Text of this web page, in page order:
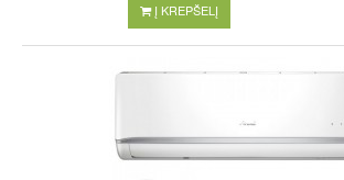
Į KREPŠELĮ